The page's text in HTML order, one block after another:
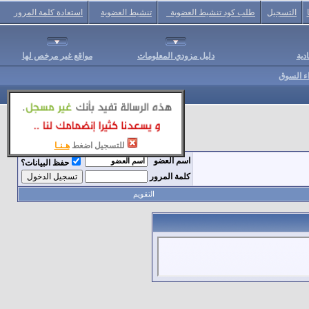
للتسجيل اضغط هـنـا
التسجيل طلب كود تنشيط العضوية تنشيط العضوية استعادة كلمة المرور
دليل مزودي المعلومات مواقع غير مرخص لها
السوق
اسم العضو
حفظ البيانات؟
كلمة المرور
التقويم